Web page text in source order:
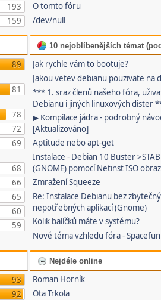
193
159
O tomto fóru
/dev/null
89
81
78
72
69
68
66
65
60
59
10 nejoblíbenějších témat
Jak rychle vám to bootuje?
Jakou vetev debianu pouzivate na
*** 1. sraz členů našeho fóra,
Debianu i jiných linuxových dister
▶ Kompilace jádra - podrobný
[Aktualizováno]
Aptitude nebo apt-get
Instalace - Debian 10 Buster
(GNOME) pomocí Netinst ISO
Zmražení Squeeze
Re: Instalace Debianu bez
nepotřebných aplikací (Gnome)
Kolik balíčků máte v systému?
Nové téma vzhledu fóra - Spacefun
93
92
Nejdéle online
Roman Horník
Ota Trkola